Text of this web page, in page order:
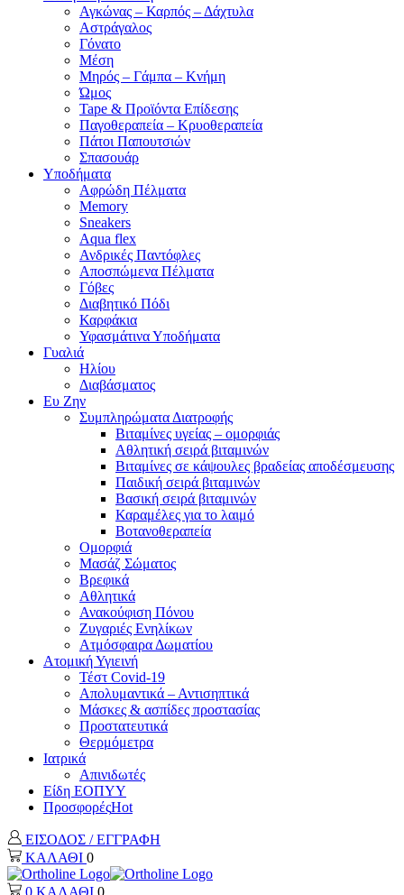
Αγκώνας – Καρπός – Δάχτυλα
Αστράγαλος
Γόνατο
Μέση
Μηρός – Γάμπα – Κνήμη
Ώμος
Tape & Προϊόντα Επίδεσης
Παγοθεραπεία – Κρυοθεραπεία
Πάτοι Παπουτσιών
Σπασουάρ
Υποδήματα
Αφρώδη Πέλματα
Memory
Sneakers
Aqua flex
Ανδρικές Παντόφλες
Αποσπώμενα Πέλματα
Γόβες
Διαβητικό Πόδι
Καρφάκια
Υφασμάτινα Υποδήματα
Γυαλιά
Ηλίου
Διαβάσματος
Ευ Ζην
Συμπληρώματα Διατροφής
Βιταμίνες υγείας – ομορφιάς
Αθλητική σειρά βιταμινών
Βιταμίνες σε κάψουλες βραδείας αποδέσμευσης
Παιδική σειρά βιταμινών
Βασική σειρά βιταμινών
Καραμέλες για το λαιμό
Βοτανοθεραπεία
Ομορφιά
Μασάζ Σώματος
Βρεφικά
Αθλητικά
Ανακούφιση Πόνου
Ζυγαριές Ενηλίκων
Ατμόσφαιρα Δωματίου
Ατομική Υγιεινή
Τέστ Covid-19
Απολυμαντικά – Αντισηπτικά
Μάσκες & ασπίδες προστασίας
Προστατευτικά
Θερμόμετρα
Ιατρικά
Απινιδωτές
Είδη ΕΟΠΥΥ
ΠροσφορέςHot
ΕΙΣΟΔΟΣ / ΕΓΓΡΑΦΗ
ΚΑΛΑΘΙ 0
0 ΚΑΛΑΘΙ 0